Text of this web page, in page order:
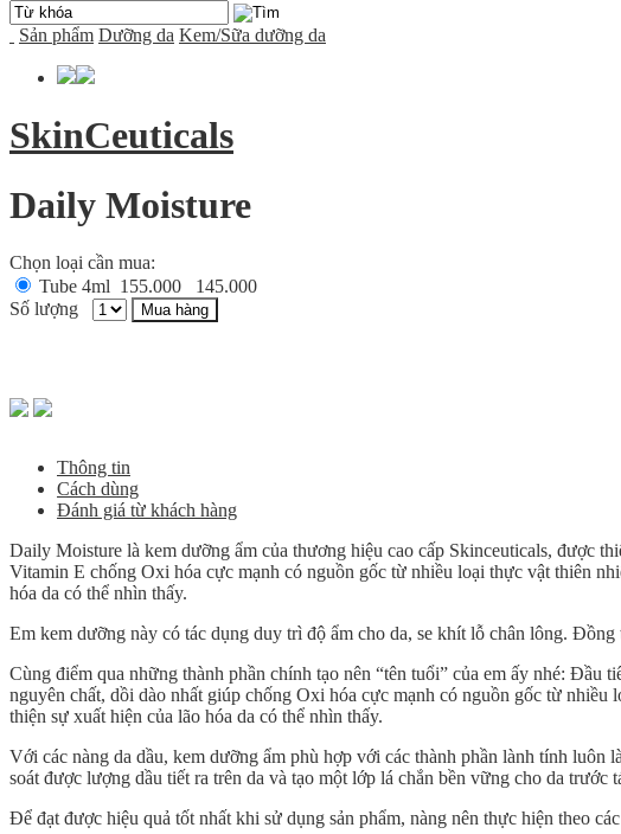
Sản phẩm Dưỡng da Kem/Sữa dưỡng da
SkinCeuticals
Daily Moisture
Chọn loại cần mua:
Tube 4ml 155.000
145.000
Số lượng
Mua hàng
Thông tin
Cách dùng
Đánh giá từ khách hàng
Daily Moisture là kem dưỡng ẩm của thương hiệu cao cấp Skinceuticals, được
Vitamin E chống Oxi hóa cực mạnh có nguồn gốc từ nhiều loại thực vật thiên
hóa da có thể nhìn thấy.
Em kem dưỡng này có tác dụng duy trì độ ẩm cho da, se khít lỗ chân lông.
Cùng điểm qua những thành phần chính tạo nên “tên tuổi” của em ấy nhé: Đầu
nguyên chất, dồi dào nhất giúp chống Oxi hóa cực mạnh có nguồn gốc từ
thiện sự xuất hiện của lão hóa da có thể nhìn thấy.
Với các nàng da dầu, kem dưỡng ẩm phù hợp với các thành phần lành tính
soát được lượng dầu tiết ra trên da và tạo một lớp lá chắn bền vững cho da trước
Để đạt được hiệu quả tốt nhất khi sử dụng sản phẩm, nàng nên thực hiện theo